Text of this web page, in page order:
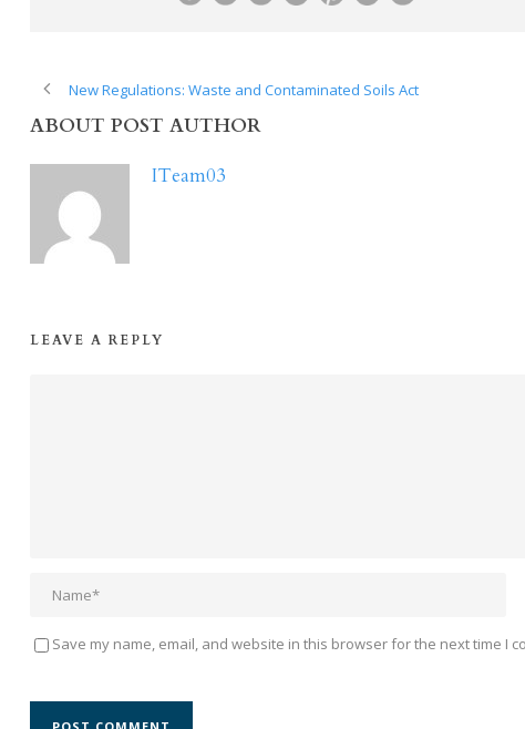
New Regulations: Waste and Contaminated Soils Act
ABOUT POST AUTHOR
ITeam03
LEAVE A REPLY
Save my name, email, and website in this browser for the next time I